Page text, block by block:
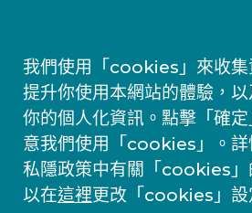
我們使用「cookies」來收集
提升你使用本網站的體驗，
你的個人化資訊。點擊「確
意我們使用「cookies」。詳
私隱政策中有關「cookies」
以在這裡更改「cookies」設